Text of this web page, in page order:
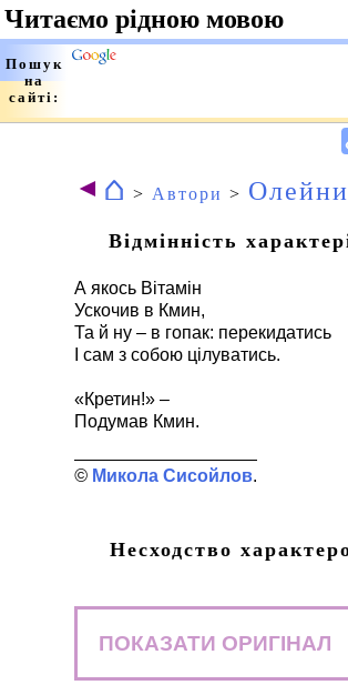
◄ ⌂ > Автори >
Відмінність
А якось Вітамін
Ускочив в Кмин,
Та й ну – в гопак: перекидатись
І сам з собою цілуватись.
«Кретин!» –
Подумав Кмин.
Микола Сисойлов
Несходство
ПОКАЗАТИ ОРИГІНАЛ